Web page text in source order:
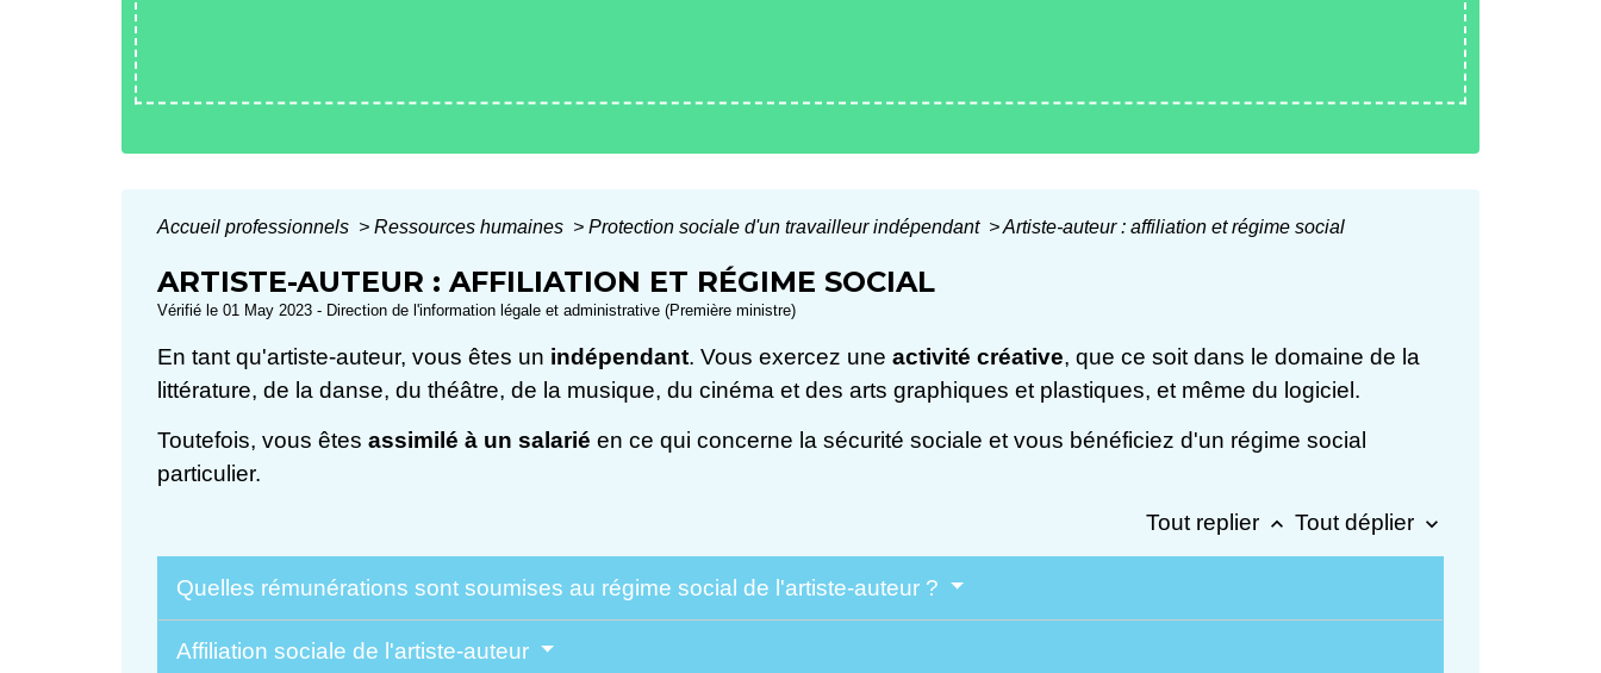
Accueil professionnels > Ressources humaines > Protection sociale d'un travailleur indépendant >Artiste-auteur : affiliation et régime social
ARTISTE-AUTEUR : AFFILIATION ET RÉGIME SOCIAL
Vérifié le 01 May 2023 - Direction de l'information légale et administrative (Première ministre)
En tant qu'artiste-auteur, vous êtes un indépendant. Vous exercez une activité créative, que ce soit dans le domaine de la
littérature, de la danse, du théâtre, de la musique, du cinéma et des arts graphiques et plastiques, et même du logiciel.
Toutefois, vous êtes assimilé à un salarié en ce qui concerne la sécurité sociale et vous bénéficiez d'un régime social
particulier.
Tout replier keyboard_arrow_up Tout déplier keyboard_arrow_down
Quelles rémunérations sont soumises au régime social de l'artiste-auteur ?
Affiliation sociale de l'artiste-auteur